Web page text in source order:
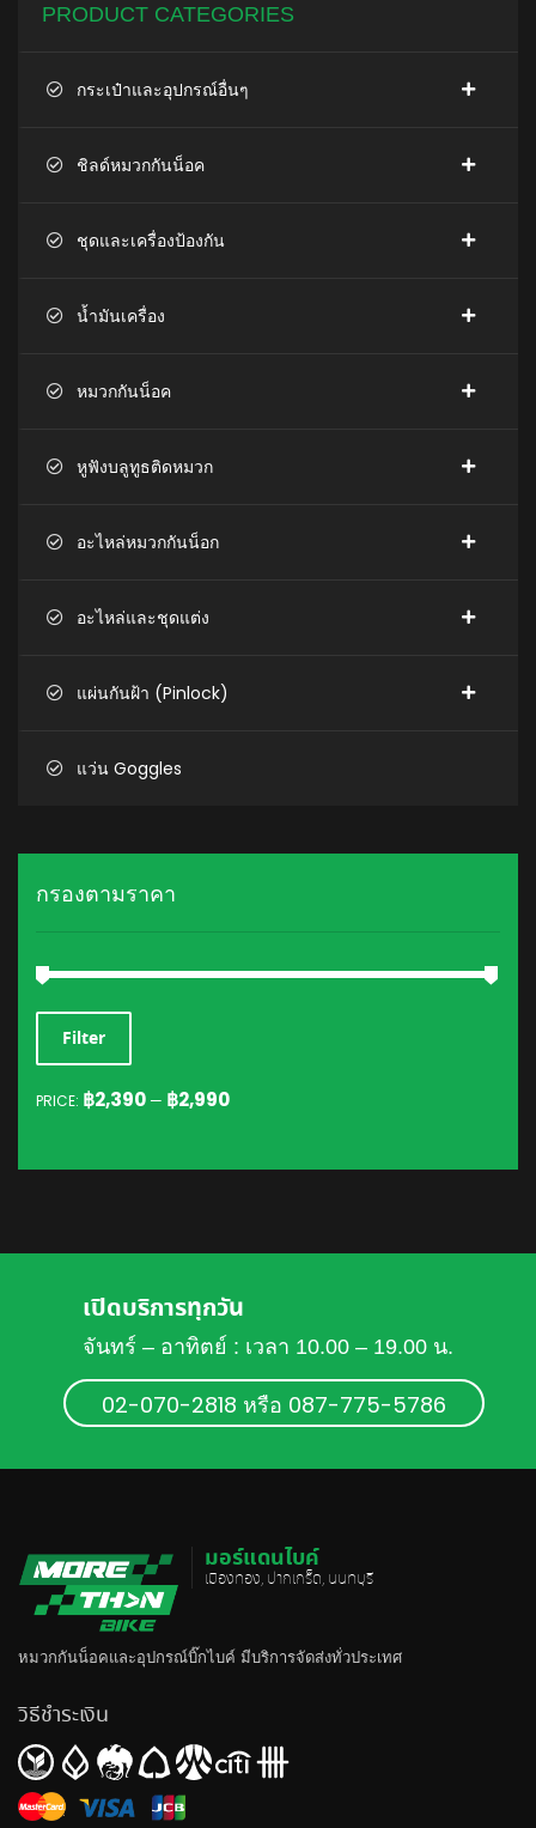
PRODUCT CATEGORIES
กระเป๋าและอุปกรณ์อื่นๆ
ชิลด์หมวกกันน็อค
ชุดและเครื่องป้องกัน
น้ำมันเครื่อง
หมวกกันน็อค
หูฟังบลูทูธติดหมวก
อะไหล่หมวกกันน็อก
อะไหล่และชุดแต่ง
แผ่นกันฝ้า (Pinlock)
แว่น Goggles
กรองตามราคา
MIN
PRICE
MAX
PRICE
Filter
PRICE: ฿2,390 — ฿2,990
เปิดบริการทุกวัน
จันทร์ – อาทิตย์ : เวลา 10.00 – 19.00 น.
02-070-2818 หรือ 087-775-5786
มอร์แดนไบค์
เมืองทอง, ปากเกร็ด, นนทบุรี
หมวกกันน็อคและอุปกรณ์บิ๊กไบค์ มีบริการจัดส่งทั่วประเทศ
วิธีชำระเงิน